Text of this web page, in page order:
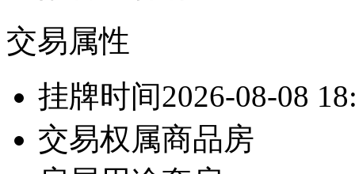
交易属性
挂牌时间2026-08-08
交易权属商品房